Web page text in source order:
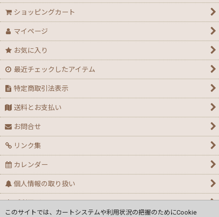
ショッピングカート
マイページ
お気に入り
最近チェックしたアイテム
特定商取引法表示
送料とお支払い
お問合せ
リンク集
カレンダー
個人情報の取り扱い
ご利用ガイド
このサイトでは、カートシステムや利用状況の把握のためにCookie